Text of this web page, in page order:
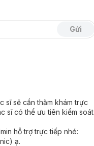
Gửi
sĩ sẽ cần thăm khám trực
sĩ có thể ưu tiên kiểm soát
hỗ trợ trực tiếp nhé:
ạ.